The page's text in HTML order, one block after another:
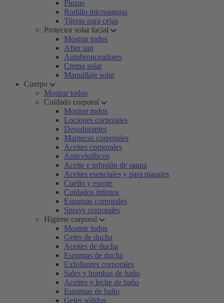
Pinzas
Rodillo microagujas
Tijeras para cejas
Protector solar facial
Mostrar todos
After sun
Autobronceadores
Crema solar
Maquillaje solar
Cuerpo
Mostrar todos
Cuidado corporal
Mostrar todos
Lociones corporales
Desodorantes
Mantecas corporales
Aceites corporales
Anticelulíticos
Aceite e infusión de sauna
Aceites esenciales y para masajes
Cuello y escote
Cuidados íntimos
Espumas corporales
Sprays corporales
Higiene corporal
Mostrar todos
Geles de ducha
Aceites de ducha
Espumas de ducha
Exfoliantes corporales
Sales y bombas de baño
Aceites y leche de baño
Espumas de baño
Geles sólidos